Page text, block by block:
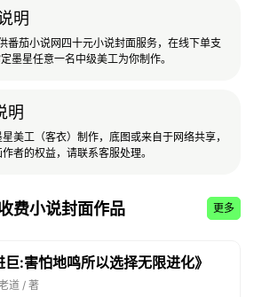
明
番茄小说网四十元小说封面服务，在线下单支
墨星任意一名中级美工为你制作。
明
美工（客衣）制作，底图或来自于网络共享，
者的权益，请联系客服处理。
费小说封面作品 更多
巨:害怕地鸣所以选择无限进化》
道 / 著